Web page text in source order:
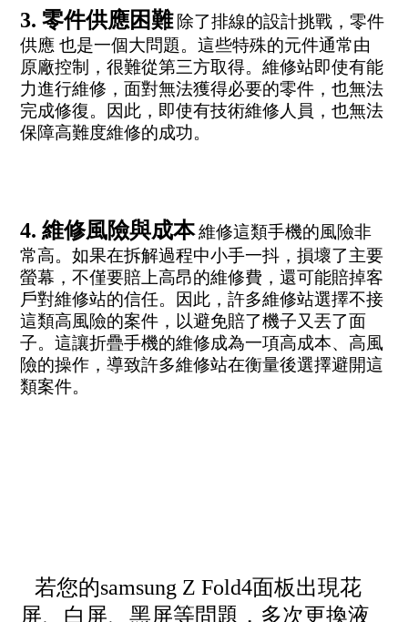
3. 零件供應困難 除了排線的設計挑戰，零件
供應 也是一個大問題。這些特殊的元件通常由
原廠控制，很難從第三方取得。維修站即使有能
力進行維修，面對無法獲得必要的零件，也無法
完成修復。因此，即使有技術維修人員，也無法
保障高難度維修的成功。
4. 維修風險與成本維修這類手機的風險非
常高。如果在拆解過程中小手一抖，損壞了主要
螢幕，不僅要賠上高昂的維修費，還可能賠掉客
戶對維修站的信任。因此，許多維修站選擇不接
這類高風險的案件，以避免賠了機子又丟了面
子。這讓折疊手機的維修成為一項高成本、高風
險的操作，導致許多維修站在衡量後選擇避開這
類案件。
若您的samsung Z Fold4面板出現花
屏、白屏、黑屏等問題，多次更換液